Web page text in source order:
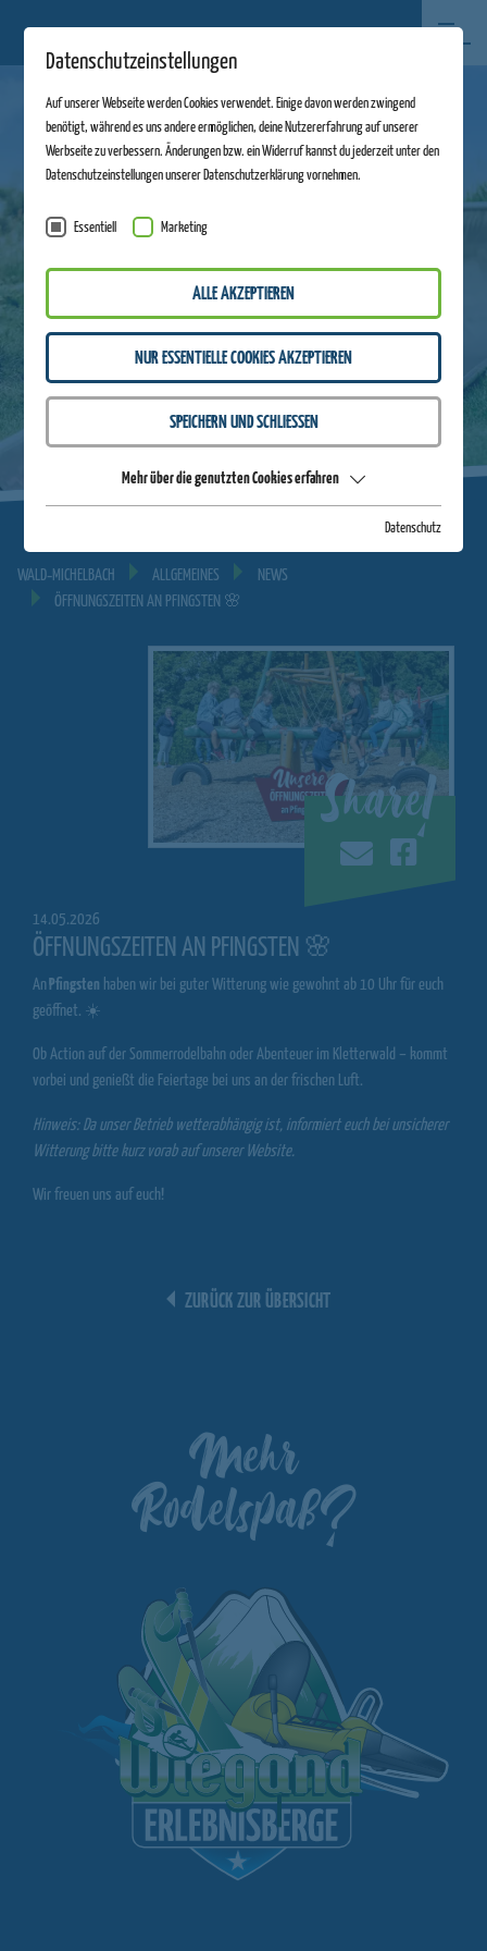
ZURÜCK ZUR ÜBERSICHT
WALD‐MICHELBACH ALLGEMEINES
NEWS
ÖFFNUNGSZEITEN AN PFINGSTEN 🌸
Share!
14.05.2026
ÖFFNUNGSZEITEN AN PFINGSTEN 🌸
An Pfingsten haben wir bei guter Witterung wie gewohnt ab 10 Uhr für euch
geöffnet. ☀️
Ob Action auf der Sommerrodelbahn oder Abenteuer im Kletterwald – kommt
vorbei und genießt die Feiertage bei uns an der frischen Luft.
Hinweis: Da unser Betrieb wetterabhängig ist, informiert euch bei unsicherer
Witterung bitte kurz vorab auf unserer Website.
Wir freuen uns auf euch!
ZURÜCK ZUR ÜBERSICHT
Mehr
Rodelspaß?
Datenschutzeinstellungen
Auf unserer Webseite werden Cookies verwendet. Einige davon werden zwingend
benötigt, während es uns andere ermöglichen, deine Nutzererfahrung auf unserer
Werbseite zu verbessern. Änderungen bzw. ein Widerruf kannst du jederzeit unter den
Datenschutzeinstellungen unserer Datenschutzerklärung vornehmen.
Essentiell Marketing
ALLE AKZEPTIEREN
NUR ESSENTIELLE COOKIES AKZEPTIEREN
SPEICHERN UND SCHLIESSEN
Mehr über die genutzten Cookies erfahren
Datenschutz